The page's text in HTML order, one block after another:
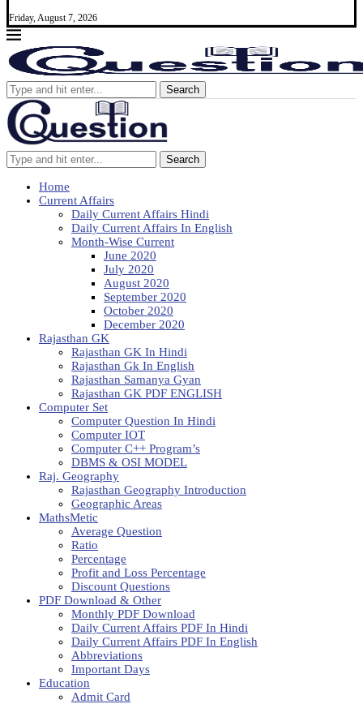
Friday, August 7, 2026
Search
Search
Home
Current Affairs
Daily Current Affairs Hindi
Daily Current Affairs In English
Month-Wise Current
June 2020
July 2020
August 2020
September 2020
October 2020
December 2020
Rajasthan GK
Rajasthan GK In Hindi
Rajasthan Gk In English
Rajasthan Samanya Gyan
Rajasthan GK PDF ENGLISH
Computer Set
Computer Question In Hindi
Computer IOT
Computer C++ Program’s
DBMS & OSI MODEL
Raj. Geography
Rajasthan Geography Introduction
Geographic Areas
MathsMetic
Average Question
Ratio
Percentage
Profit and Loss Percentage
Discount Questions
PDF Download & Other
Monthly PDF Download
Daily Current Affairs PDF In Hindi
Daily Current Affairs PDF In English
Abbreviations
Important Days
Education
Admit Card